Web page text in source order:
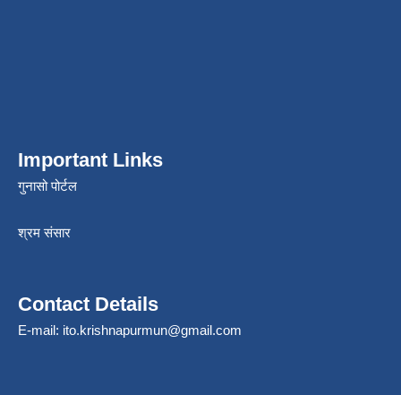
Important Links
गुनासो पोर्टल
श्रम संसार
Contact Details
E-mail: ito.krishnapurmun@gmail.com